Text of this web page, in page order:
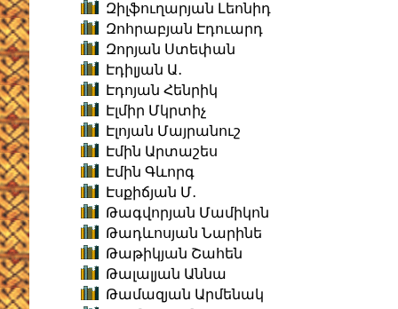
Զիլֆուղարյան Լեոնիդ
Զոհրաբյան Էդուարդ
Զորյան Ստեփան
Էդիլյան Ա․
Էդոյան Հենրիկ
Էլմիր Մկրտիչ
Էլոյան Մայրանուշ
Էմին Արտաշես
Էմին Գևորգ
Էսքիճյան Մ․
Թագվորյան Մամիկոն
Թադևոսյան Նարինե
Թաթիկյան Շահեն
Թալալյան Աննա
Թամազյան Արմենակ